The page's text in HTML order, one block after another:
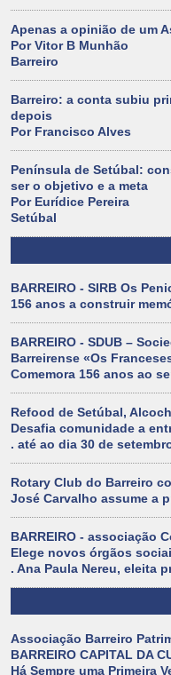
Apenas a opinião de um
Por Vitor B Munhão
Barreiro
Barreiro: a conta subiu
depois
Por Francisco Alves
Península de Setúbal:
ser o objetivo e a meta
Por Eurídice Pereira
Setúbal
BARREIRO - SIRB Os
156 anos a construir
BARREIRO - SDUB –
Barreirense «Os
Comemora 156 anos ao
Refood de Setúbal,
Desafia comunidade a
. até ao dia 30 de
Rotary Club do Barreiro
José Carvalho assume a
BARREIRO - associação
Elege novos órgãos
. Ana Paula Nereu, eleita
Associação Barreiro
BARREIRO CAPITAL DA
Há Sempre uma Primeira